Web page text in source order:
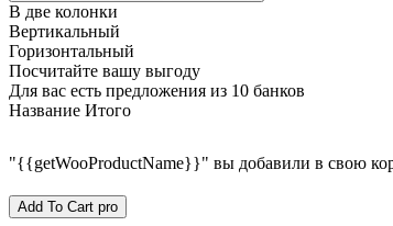
В две колонки
Вертикальный
Горизонтальный
Посчитайте вашу выгоду
Для вас есть предложения из 10 банков
Название Итого
"{{getWooProductName}}" вы добавили в свою
Add To Cart pro